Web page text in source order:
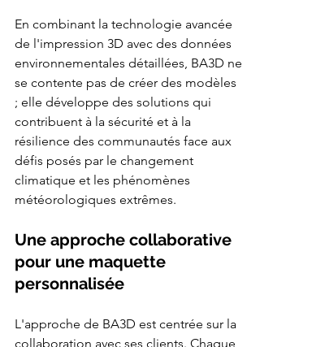
En combinant la technologie avancée
de l'impression 3D avec des données
environnementales détaillées, BA3D ne
se contente pas de créer des modèles
; elle développe des solutions qui
contribuent à la sécurité et à la
résilience des communautés face aux
défis posés par le changement
climatique et les phénomènes
météorologiques extrêmes.
Une approche collaborative
pour une maquette
personnalisée
L'approche de BA3D est centrée sur la
collaboration avec ses clients. Chaque